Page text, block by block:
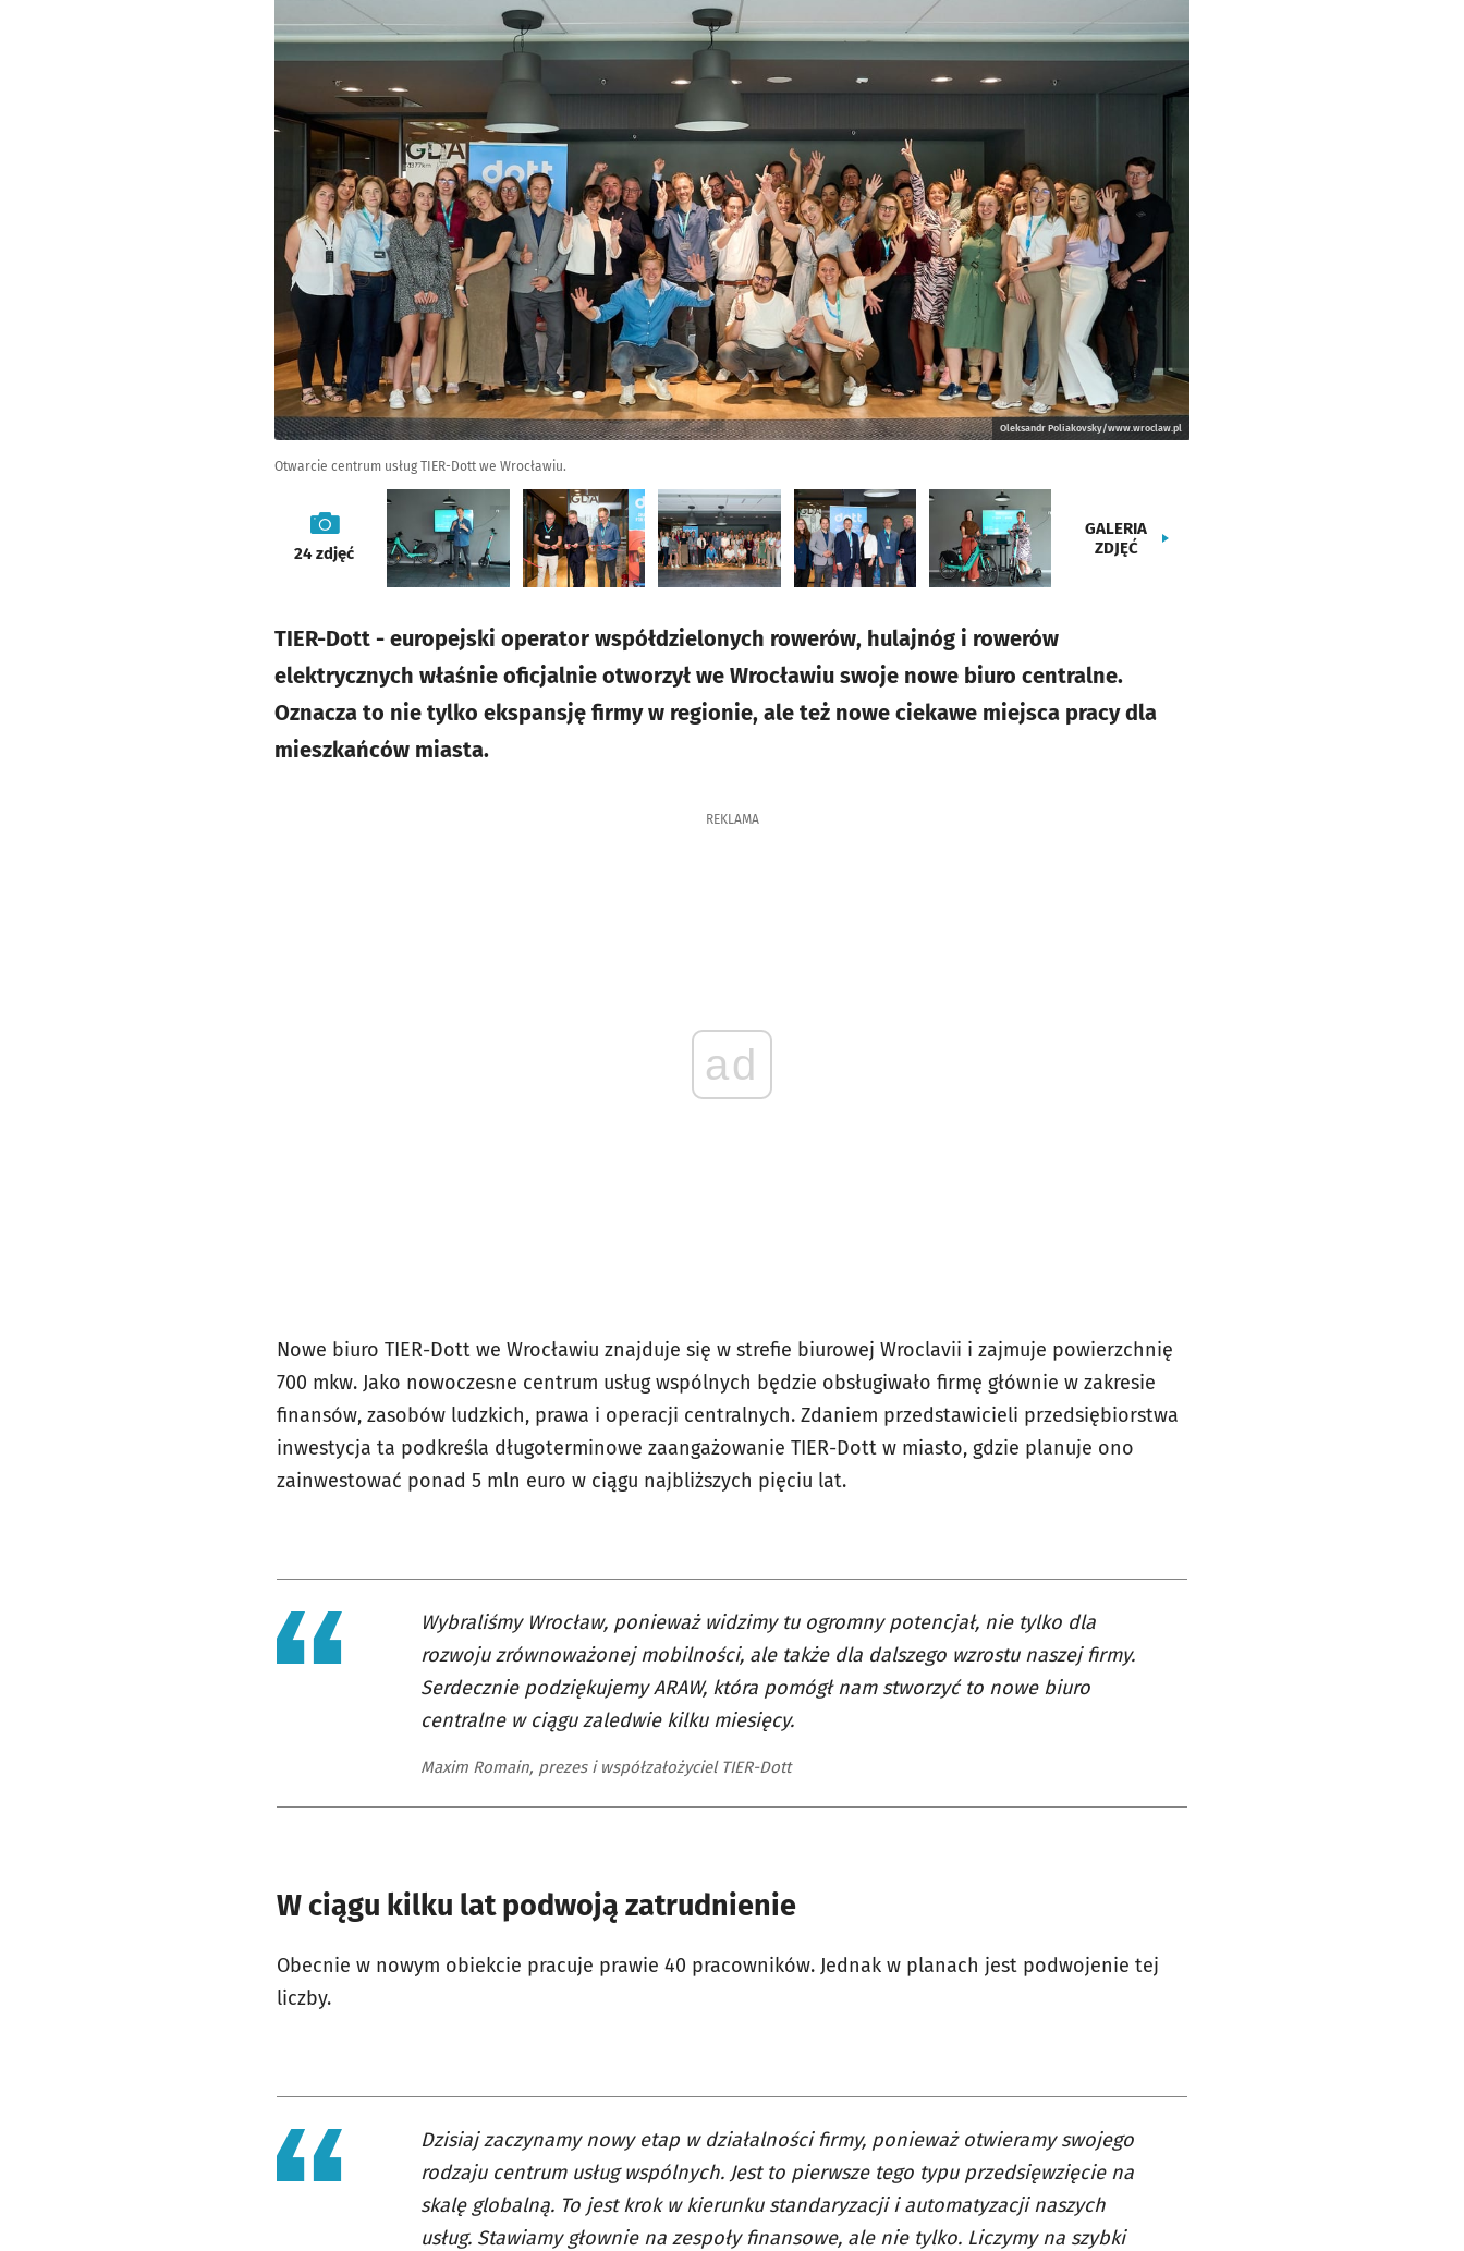
Oleksandr Poliakovsky/www.wroclaw.pl
Otwarcie centrum usług TIER-Dott we Wrocławiu.
galeria
24zdjęć
GALERIA
ZDJĘĆ
TIER-Dott - europejski operator współdzielonych rowerów, hulajnóg i rowerów
elektrycznych właśnie oficjalnie otworzył we Wrocławiu swoje nowe biuro centralne.
Oznacza to nie tylko ekspansję firmy w regionie, ale też nowe ciekawe miejsca pracy dla
mieszkańców miasta.
REKLAMA
ad
Nowe biuro TIER-Dott we Wrocławiu znajduje się w strefie biurowej Wroclavii i zajmuje powierzchnię
700 mkw. Jako nowoczesne centrum usług wspólnych będzie obsługiwało firmę głównie w zakresie
finansów, zasobów ludzkich, prawa i operacji centralnych. Zdaniem przedstawicieli przedsiębiorstwa
inwestycja ta podkreśla długoterminowe zaangażowanie TIER-Dott w miasto, gdzie planuje ono
zainwestować ponad 5 mln euro w ciągu najbliższych pięciu lat.
Wybraliśmy Wrocław, ponieważ widzimy tu ogromny potencjał, nie tylko dla
rozwoju zrównoważonej mobilności, ale także dla dalszego wzrostu naszej firmy.
Serdecznie podziękujemy ARAW, która pomógł nam stworzyć to nowe biuro
centralne w ciągu zaledwie kilku miesięcy.
Maxim Romain, prezes i współzałożyciel TIER-Dott
W ciągu kilku lat podwoją zatrudnienie
Obecnie w nowym obiekcie pracuje prawie 40 pracowników. Jednak w planach jest podwojenie tej
liczby.
Dzisiaj zaczynamy nowy etap w działalności firmy, ponieważ otwieramy swojego
rodzaju centrum usług wspólnych. Jest to pierwsze tego typu przedsięwzięcie na
skalę globalną. To jest krok w kierunku standaryzacji i automatyzacji naszych
usług. Stawiamy głownie na zespoły finansowe, ale nie tylko. Liczymy na szybki